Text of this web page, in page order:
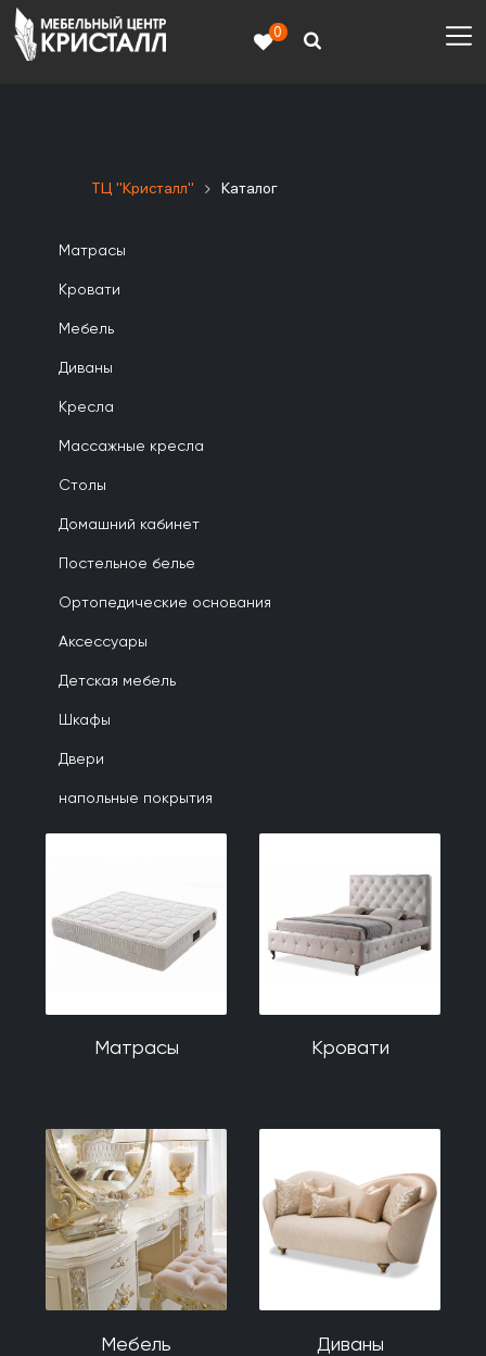
0
ТЦ "Кристалл" Каталог
Матрасы
Кровати
Мебель
Диваны
Кресла
Массажные кресла
Столы
Домашний кабинет
Постельное белье
Ортопедические основания
Аксессуары
Детская мебель
Шкафы
Двери
напольные покрытия
Матрасы Кровати
Мебель Диваны